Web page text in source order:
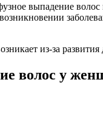
выпадение волос
из-за
волос у